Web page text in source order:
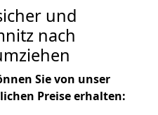
und
nach
Sie von unser
Preise erhalten: